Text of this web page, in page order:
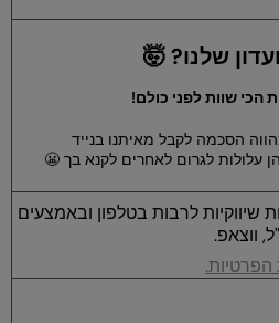
שלנו? 🤯
שוות לפני כולם!
הסכמה לקבל מאיתנו בנייד
עלולות לגרום לאחרים לקנא בך 😬
לרבות בטלפון ובאמצעים
ווצאפ.
הפרטיות.